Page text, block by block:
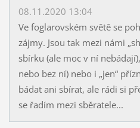
08.11.2020 13:04
Ve foglarovském světě se
zájmy. Jsou tak mezi námi
sbírku (ale moc v ní
nebo bez ní) nebo i „jen“
bádat ani sbírat, ale rádi si
se řadím mezi sběratele...